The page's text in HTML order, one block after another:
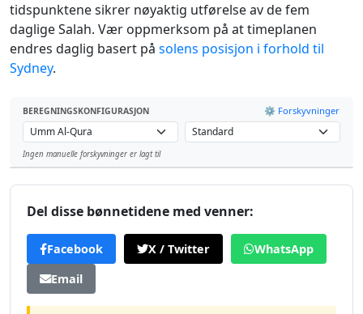
tidspunktene sikrer nøyaktig utførelse av de fem
daglige Salah. Vær oppmerksom på at timeplanen
endres daglig basert på solens posisjon i forhold til
Sydney.
BEREGNINGSKONFIGURASJON ⚙️ Forskyvninger
Ingen manuelle forskyvninger er lagt til
Del disse bønnetidene med venner:
Facebook X / Twitter
WhatsApp
Email